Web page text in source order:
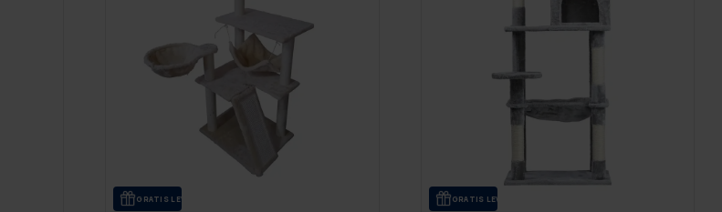
GRA­TIS LE­VE­RANS GRA­TIS LE­VE­RANS